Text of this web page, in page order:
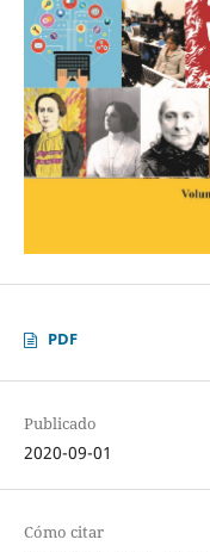
PDF
Publicado
2020-09-01
Cómo citar